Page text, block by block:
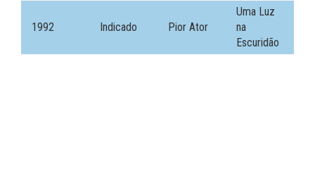
1992 Indicado Pior Ator
Uma Luz
na
Escuridão